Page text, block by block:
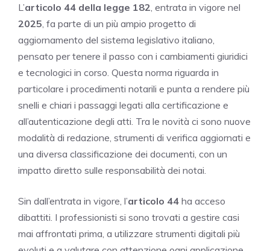
L’articolo 44 della legge 182 , entrata in vigore nel
2025 , fa parte di un più ampio progetto di
aggiornamento del sistema legislativo italiano,
pensato per tenere il passo con i cambiamenti giuridici
e tecnologici in corso. Questa norma riguarda in
particolare i procedimenti notarili e punta a rendere più
snelli e chiari i passaggi legati alla certificazione e
all’autenticazione degli atti. Tra le novità ci sono nuove
modalità di redazione, strumenti di verifica aggiornati e
una diversa classificazione dei documenti, con un
impatto diretto sulle responsabilità dei notai.
Sin dall’entrata in vigore, l’articolo 44 ha acceso
dibattiti. I professionisti si sono trovati a gestire casi
mai affrontati prima, a utilizzare strumenti digitali più